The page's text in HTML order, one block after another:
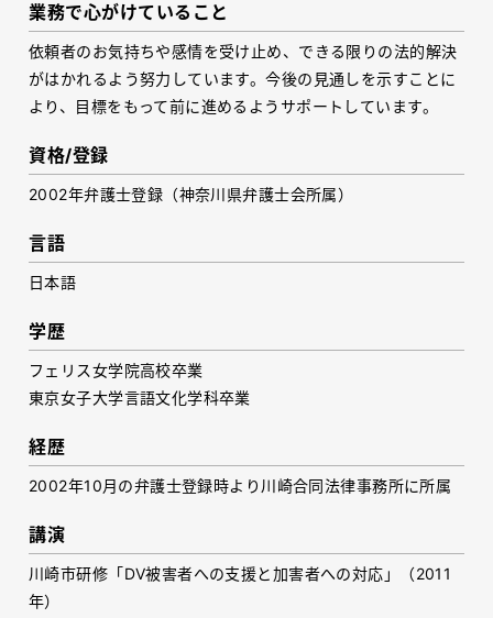
業務で心がけていること
依頼者のお気持ちや感情を受け止め、できる限りの法的解決
がはかれるよう努力しています。今後の見通しを示すことに
より、目標をもって前に進めるようサポートしています。
資格/登録
2002年弁護士登録（神奈川県弁護士会所属）
言語
日本語
学歴
フェリス女学院高校卒業
東京女子大学言語文化学科卒業
経歴
2002年10月の弁護士登録時より川崎合同法律事務所に所属
講演
川崎市研修「DV被害者への支援と加害者への対応」（2011
年）